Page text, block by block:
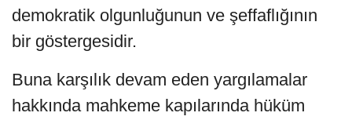
demokratik olgunluğunun ve şeffaflığının
bir göstergesidir.
Buna karşılık devam eden yargılamalar
hakkında mahkeme kapılarında hüküm